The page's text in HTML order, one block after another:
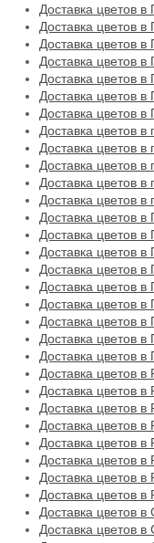
Доставка цветов в
Доставка цветов в
Доставка цветов
Доставка цветов
Доставка цветов
Доставка цветов
Доставка цветов
Доставка цветов
Доставка цветов
Доставка цветов в
Доставка цветов
Доставка цветов
Доставка цветов в
Доставка цветов
Доставка цветов
Доставка цветов в
Доставка цветов в
Доставка цветов в
Доставка цветов в
Доставка цветов в
Доставка цветов
Доставка цветов в
Доставка цветов в
Доставка цветов в
Доставка цветов
Доставка цветов в
Доставка цветов в
Доставка цветов
Доставка цветов в
Доставка цветов в
Доставка цветов